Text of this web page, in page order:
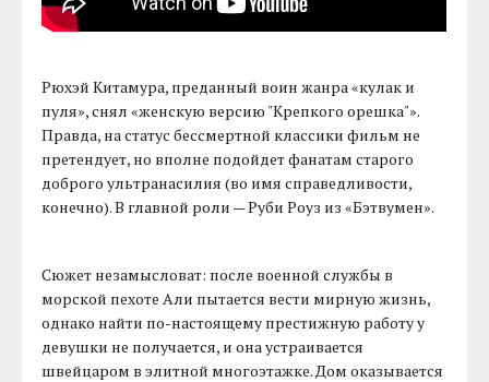
Рюхэй Китамура, преданный воин жанра «кулак и
пуля», снял «женскую версию "Крепкого орешка"».
Правда, на статус бессмертной классики фильм не
претендует, но вполне подойдет фанатам старого
доброго ультранасилия (во имя справедливости,
конечно). В главной роли — Руби Роуз из «Бэтвумен».
Сюжет незамысловат: после военной службы в
морской пехоте Али пытается вести мирную жизнь,
однако найти по-настоящему престижную работу у
девушки не получается, и она устраивается
швейцаром в элитной многоэтажке. Дом оказывается